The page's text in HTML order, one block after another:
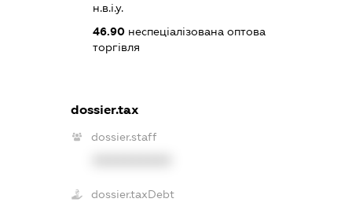
н.в.і.у.
46.90неспеціалізована оптова
торгівля
dossier.tax
dossier.staff
dossier.taxDebt